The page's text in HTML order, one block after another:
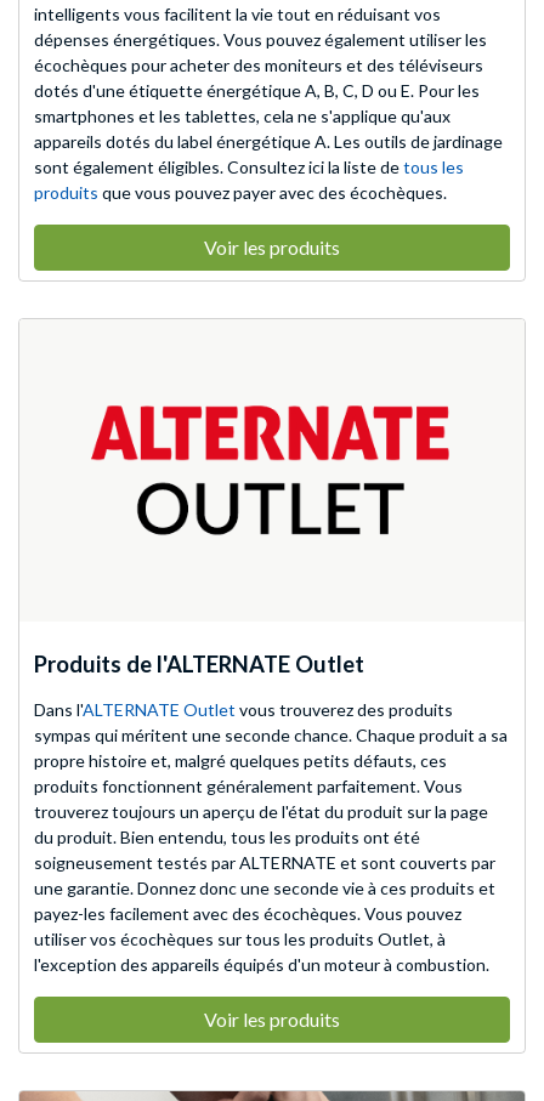
intelligents vous facilitent la vie tout en réduisant vos
dépenses énergétiques. Vous pouvez également utiliser les
écochèques pour acheter des moniteurs et des téléviseurs
dotés d'une étiquette énergétique A, B, C, D ou E. Pour les
smartphones et les tablettes, cela ne s'applique qu'aux
appareils dotés du label énergétique A. Les outils de jardinage
sont également éligibles. Consultez ici la liste detous les
produits que vous pouvez payer avec des écochèques.
Voir les produits
Produits de l'ALTERNATE Outlet
Dans l'ALTERNATE Outlet vous trouverez des produits
sympas qui méritent une seconde chance. Chaque produit a sa
propre histoire et, malgré quelques petits défauts, ces
produits fonctionnent généralement parfaitement. Vous
trouverez toujours un aperçu de l'état du produit sur la page
du produit. Bien entendu, tous les produits ont été
soigneusement testés par ALTERNATE et sont couverts par
une garantie. Donnez donc une seconde vie à ces produits et
payez-les facilement avec des écochèques. Vous pouvez
utiliser vos écochèques sur tous les produits Outlet, à
l'exception des appareils équipés d'un moteur à combustion.
Voir les produits